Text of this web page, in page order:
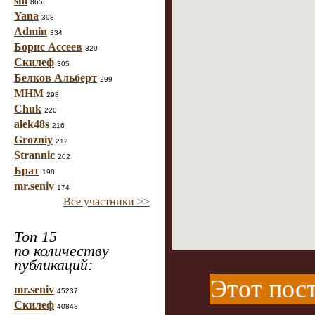
865
Yana 398
Admin 334
Борис Ассеев 320
Скилеф 305
Белков Альберт 299
МНМ 298
Chuk 220
alek48s 216
Grozniy 212
Strannic 202
Брат 198
mr.seniv 174
Все участники >>
Топ 15
по количеству
публикаций:
mr.seniv 45237
Скилеф 40848
Этот